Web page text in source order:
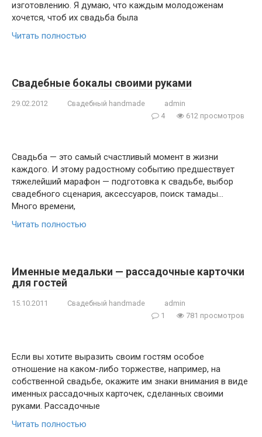
изготовлению. Я думаю, что каждым молодоженам
хочется, чтоб их свадьба была
Читать полностью
Свадебные бокалы своими руками
29.02.2012 Свадебный handmade
admin
4
612 просмотров
Свадьба — это самый счастливый момент в жизни
каждого. И этому радостному событию предшествует
тяжелейший марафон — подготовка к свадьбе, выбор
свадебного сценария, аксессуаров, поиск тамады…
Много времени,
Читать полностью
Именные медальки — рассадочные карточки
для гостей
15.10.2011 Свадебный handmade
admin
1
781 просмотров
Если вы хотите выразить своим гостям особое
отношение на каком-либо торжестве, например, на
собственной свадьбе, окажите им знаки внимания в виде
именных рассадочных карточек, сделанных своими
руками. Рассадочные
Читать полностью